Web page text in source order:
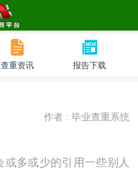
查重资讯 报告下载
作者 : 毕业查重系统
多或少的引用一些别人